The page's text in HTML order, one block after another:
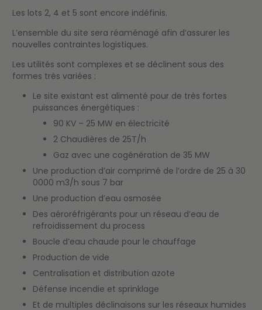
Les lots 2, 4 et 5 sont encore indéfinis.
L’ensemble du site sera réaménagé afin d’assurer les
nouvelles contraintes logistiques.
Les utilités sont complexes et se déclinent sous des
formes très variées :
Le site existant est alimenté pour de très fortes
puissances énergétiques :
90 KV – 25 MW en électricité
2 Chaudières de 25T/h
Gaz avec une cogénération de 35 MW
Une production d’air comprimé de l’ordre de 25 à 30
0000 m3/h sous 7 bar
Une production d’eau osmosée
Des aéroréfrigérants pour un réseau d’eau de
refroidissement du process
Boucle d’eau chaude pour le chauffage
Production de vide
Centralisation et distribution azote
Défense incendie et sprinklage
Et de multiples déclinaisons sur les réseaux humides